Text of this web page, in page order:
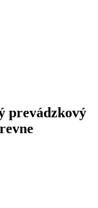
prevádzkový